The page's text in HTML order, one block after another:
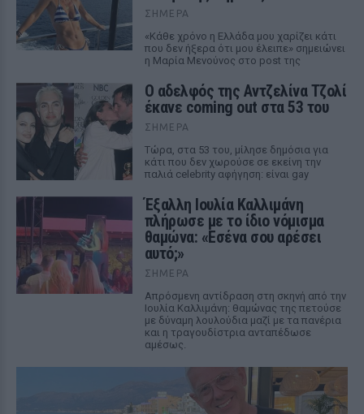
ΣΉΜΕΡΑ
«Κάθε χρόνο η Ελλάδα μου χαρίζει κάτι
που δεν ήξερα ότι μου έλειπε» σημειώνει
η Μαρία Μενούνος στο post της
Ο αδελφός της Αντζελίνα Τζολί
έκανε coming out στα 53 του
ΣΉΜΕΡΑ
Τώρα, στα 53 του, μίλησε δημόσια για
κάτι που δεν χωρούσε σε εκείνη την
παλιά celebrity αφήγηση: είναι gay
Έξαλλη Ιουλία Καλλιμάνη
πλήρωσε με το ίδιο νόμισμα
θαμώνα: «Εσένα σου αρέσει
αυτό;»
ΣΉΜΕΡΑ
Απρόσμενη αντίδραση στη σκηνή από την
Ιουλία Καλλιμάνη: θαμώνας της πετούσε
με δύναμη λουλούδια μαζί με τα πανέρια
και η τραγουδίστρια ανταπέδωσε
αμέσως.